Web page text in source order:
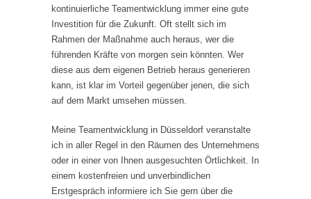
kontinuierliche Teamentwicklung immer eine gute
Investition für die Zukunft. Oft stellt sich im
Rahmen der Maßnahme auch heraus, wer die
führenden Kräfte von morgen sein könnten. Wer
diese aus dem eigenen Betrieb heraus generieren
kann, ist klar im Vorteil gegenüber jenen, die sich
auf dem Markt umsehen müssen.
Meine Teamentwicklung in Düsseldorf veranstalte
ich in aller Regel in den Räumen des Unternehmens
oder in einer von Ihnen ausgesuchten Örtlichkeit. In
einem kostenfreien und unverbindlichen
Erstgespräch informiere ich Sie gern über die